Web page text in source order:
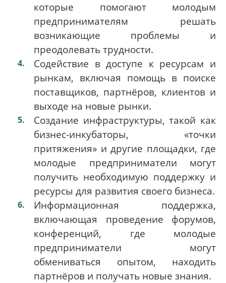
которые помогают молодым
предпринимателям решать
возникающие проблемы и
преодолевать трудности.
Содействие в доступе к ресурсам и
рынкам, включая помощь в поиске
поставщиков, партнёров, клиентов и
выходе на новые рынки.
Создание инфраструктуры, такой как
бизнес-инкубаторы, «точки
притяжения» и другие площадки, где
молодые предприниматели могут
получить необходимую поддержку и
ресурсы для развития своего бизнеса.
Информационная поддержка,
включающая проведение форумов,
конференций, где молодые
предприниматели могут
обмениваться опытом, находить
партнёров и получать новые знания.